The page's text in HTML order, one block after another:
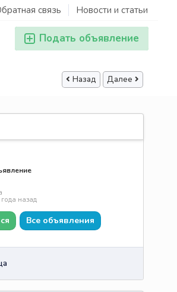
Новости и статьи
связь
Подать объявление
Назад Далее
назад
Все объявления